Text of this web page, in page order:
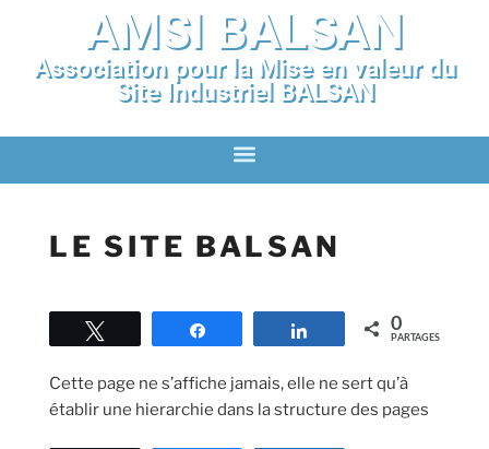
AMSI BALSAN
Association pour la Mise en valeur du
Site Industriel BALSAN
LE SITE BALSAN
Partagez 0
PARTAGES
Cette page ne s’affiche jamais, elle ne sert qu’à
établir une hierarchie dans la structure des pages